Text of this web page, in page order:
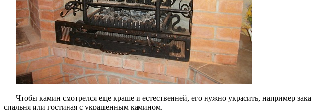
Чтобы камин смотрелся еще краше и естественней, его нужно украсить, например
спальня или гостиная с украшенным камином.